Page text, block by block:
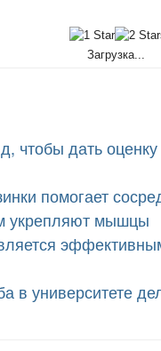
Загрузка...
чтобы дать
помогает
укрепляют мышцы
в университете